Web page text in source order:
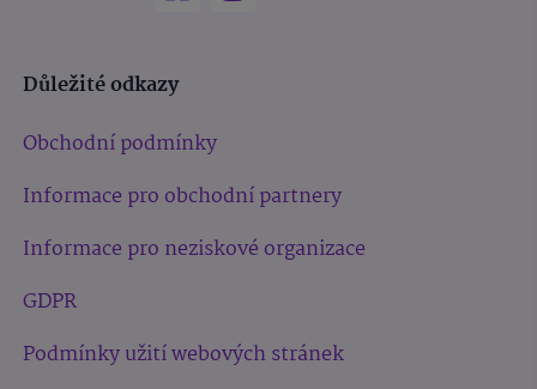
Důležité odkazy
Obchodní podmínky
Informace pro obchodní partnery
Informace pro neziskové organizace
GDPR
Podmínky užití webových stránek